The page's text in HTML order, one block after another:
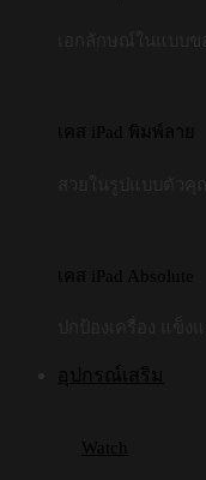
เคส iPad พิมพ์ลาย
เคส iPad Absolute
อุปกรณ์เสริม
Watch